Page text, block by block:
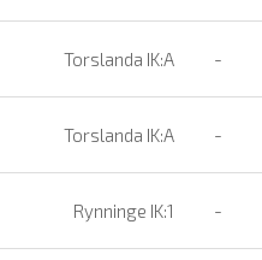
Torslanda IK:A -
Torslanda IK:A -
Rynninge IK:1 -